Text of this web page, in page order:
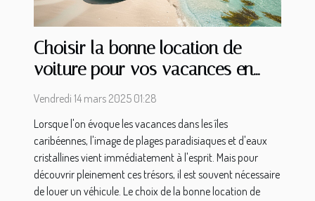
Choisir la bonne location de
voiture pour vos vacances en
îles caribéennes
Vendredi 14 mars 2025 01:28
Lorsque l'on évoque les vacances dans les îles
caribéennes, l'image de plages paradisiaques et d'eaux
cristallines vient immédiatement à l'esprit. Mais pour
découvrir pleinement ces trésors, il est souvent nécessaire
de louer un véhicule. Le choix de la bonne location de